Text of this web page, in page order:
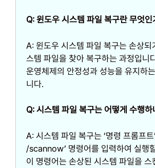
Q: 윈도우 시스템 파일 복구란 무엇인
A: 윈도우 시스템 파일 복구는 손상되
스템 파일을 찾아 복구하는 과정입니
운영체제의 안정성과 성능을 유지하
니다.
Q: 시스템 파일 복구는 어떻게 수행하
A: 시스템 파일 복구는 ‘명령 프롬프트
/scannow’ 명령어를 입력하여 실행
이 명령어는 손상된 시스템 파일을 스